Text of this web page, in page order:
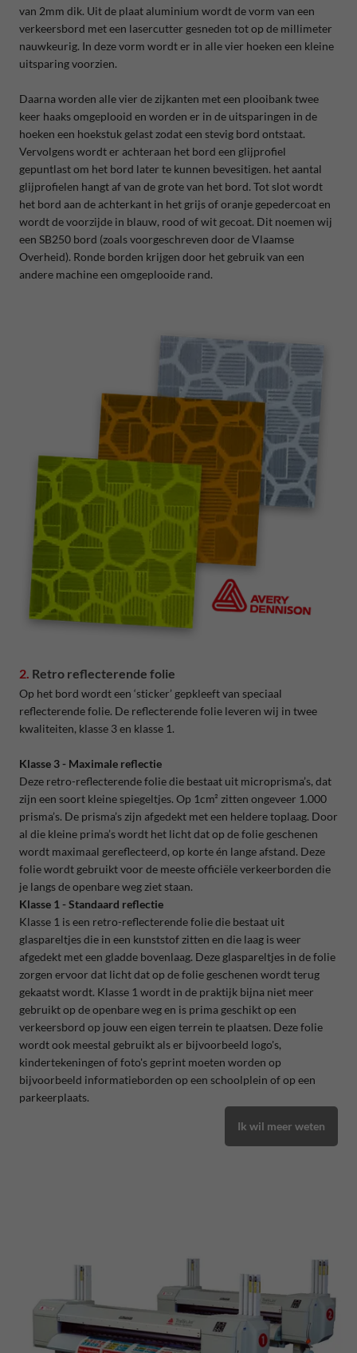
van 2mm dik. Uit de plaat aluminium wordt de vorm van een
verkeersbord met een lasercutter gesneden tot op de millimeter
nauwkeurig. In deze vorm wordt er in alle vier hoeken een kleine
uitsparing voorzien.
Daarna worden alle vier de zijkanten met een plooibank twee
keer haaks omgeplooid en worden er in de uitsparingen in de
hoeken een hoekstuk gelast zodat een stevig bord ontstaat.
Vervolgens wordt er achteraan het bord een glijprofiel
gepuntlast om het bord later te kunnen bevesitigen. het aantal
glijprofielen hangt af van de grote van het bord. Tot slot wordt
het bord aan de achterkant in het grijs of oranje gepedercoat en
wordt de voorzijde in blauw, rood of wit gecoat. Dit noemen wij
een SB250 bord (zoals voorgeschreven door de Vlaamse
Overheid). Ronde borden krijgen door het gebruik van een
andere machine een omgeplooide rand.
2. Retro reflecterende folie
Op het bord wordt een ‘sticker’ gepkleeft van speciaal
reflecterende folie. De reflecterende folie leveren wij in twee
kwaliteiten, klasse 3 en klasse 1.
Klasse 3 - Maximale reflectie
Deze retro-reflecterende folie die bestaat uit microprisma’s, dat
zijn een soort kleine spiegeltjes. Op 1cm² zitten ongeveer 1.000
prisma’s. De prisma’s zijn afgedekt met een heldere toplaag. Door
al die kleine prima’s wordt het licht dat op de folie geschenen
wordt maximaal gereflecteerd, op korte én lange afstand. Deze
folie wordt gebruikt voor de meeste officiële verkeerborden die
je langs de openbare weg ziet staan.
Klasse 1 - Standaard reflectie
Klasse 1 is een retro-reflecterende folie die bestaat uit
glaspareltjes die in een kunststof zitten en die laag is weer
afgedekt met een gladde bovenlaag. Deze glaspareltjes in de folie
zorgen ervoor dat licht dat op de folie geschenen wordt terug
gekaatst wordt. Klasse 1 wordt in de praktijk bijna niet meer
gebruikt op de openbare weg en is prima geschikt op een
verkeersbord op jouw een eigen terrein te plaatsen. Deze folie
wordt ook meestal gebruikt als er bijvoorbeeld logo's,
kindertekeningen of foto's geprint moeten worden op
bijvoorbeeld informatieborden op een schoolplein of op een
parkeerplaats.
Ik wil meer weten